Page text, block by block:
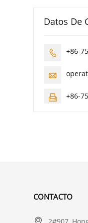
Datos De
 +86-

 +86-
CONTACTO